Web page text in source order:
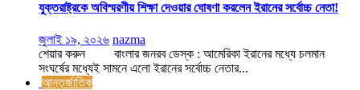
যুক্তরাষ্ট্রকে অবিস্মরণীয় শিক্ষা দেওয়ার ঘোষণা করলেন ইরানের সর্বোচ্চ নেতা!
জুলাই ১৯, ২০২৬ nazma
শেয়ার করুন বাংলার জনরব ডেস্ক : আমেরিকা ইরানের মধ্যে চলমান
সংঘর্ষের মধ্যেই সামনে এলো ইরানের সর্বোচ্চ নেতার...
আন্তর্জাতিক